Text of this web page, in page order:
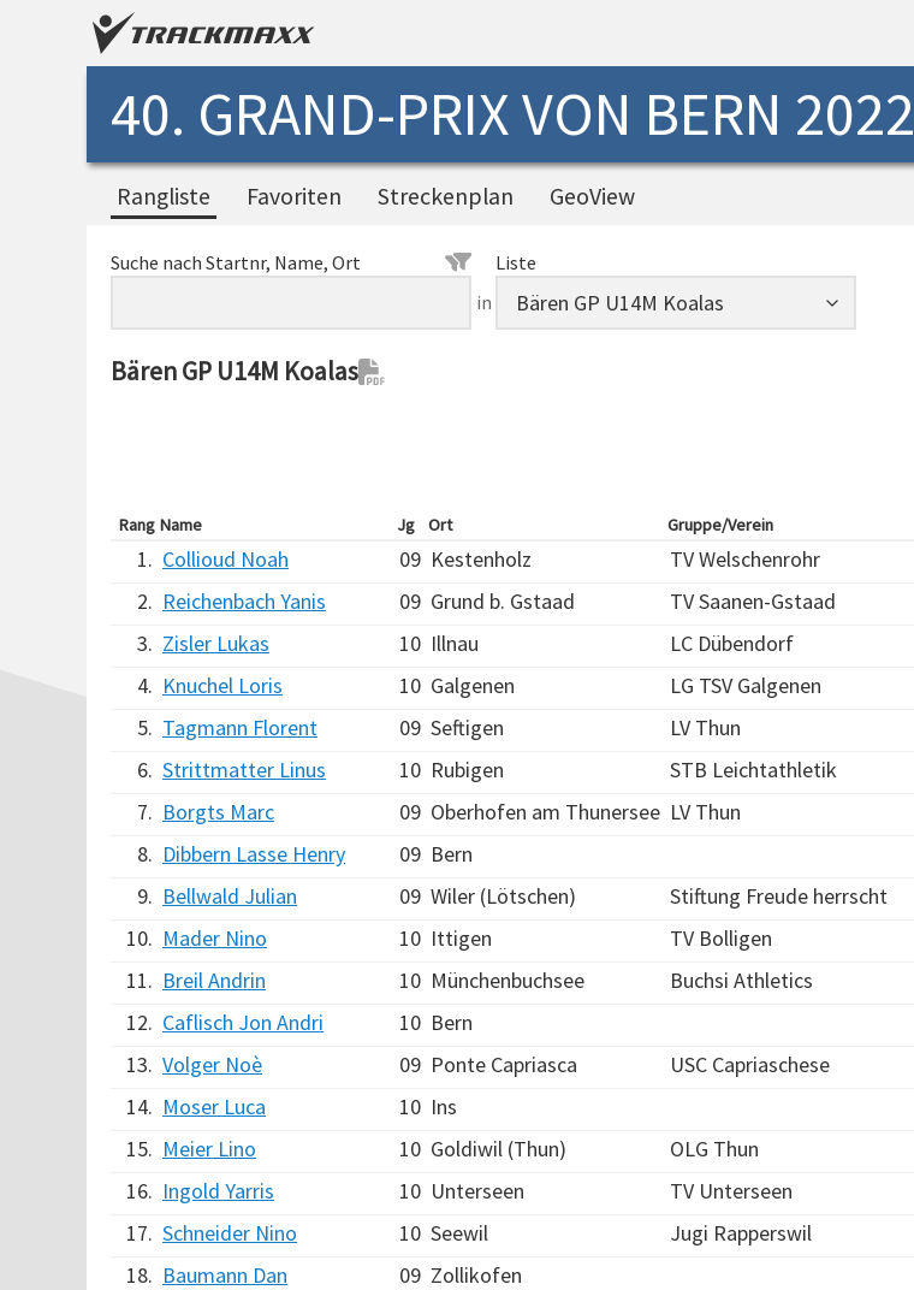
40. GRAND-PRIX VON BERN 2022
Rangliste Favoriten Streckenplan GeoView
Suche nach Startnr, Name, Ort
in
Liste
Bären GP U14M Koalas
Rang Name Jg Ort Gruppe/Verein
1. Collioud Noah 09 Kestenholz TV Welschenrohr
2. Reichenbach Yanis 09 Grund b. Gstaad TV Saanen-Gstaad
3. Zisler Lukas 10 Illnau LC Dübendorf
4. Knuchel Loris 10 Galgenen LG TSV Galgenen
5. Tagmann Florent 09 Seftigen LV Thun
6. Strittmatter Linus 10 Rubigen STB Leichtathletik
7. Borgts Marc 09 Oberhofen am Thunersee LV Thun
8. Dibbern Lasse Henry 09 Bern
9. Bellwald Julian 09 Wiler (Lötschen) Stiftung Freude herrscht
10. Mader Nino 10 Ittigen TV Bolligen
11. Breil Andrin 10 Münchenbuchsee Buchsi Athletics
12. Caflisch Jon Andri 10 Bern
13. Volger Noè 09 Ponte Capriasca USC Capriaschese
14. Moser Luca 10 Ins
15. Meier Lino 10 Goldiwil (Thun) OLG Thun
16. Ingold Yarris 10 Unterseen TV Unterseen
17. Schneider Nino 10 Seewil Jugi Rapperswil
18. Baumann Dan 09 Zollikofen